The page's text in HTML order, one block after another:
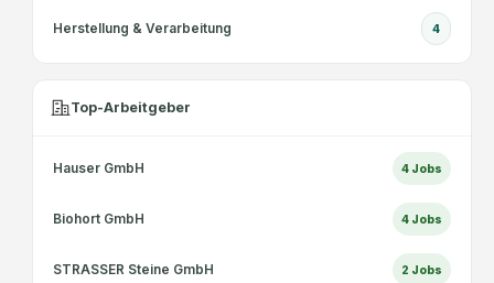
Herstellung & Verarbeitung 4
Top-Arbeitgeber
Hauser GmbH 4 Jobs
Biohort GmbH 4 Jobs
STRASSER Steine GmbH 2 Jobs